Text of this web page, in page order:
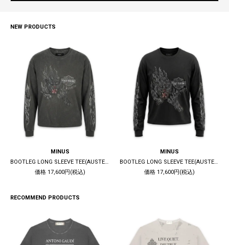
NEW PRODUCTS
MINUS
BOOTLEG LONG SLEEVE TEE(AUSTERE) / 10YEARS BLACK
価格 17,600円(税込)
MINUS
BOOTLEG LONG SLEEVE TEE(AUSTERE) / 5YEARS BLACK
価格 17,600円(税込)
RECOMMEND PRODUCTS